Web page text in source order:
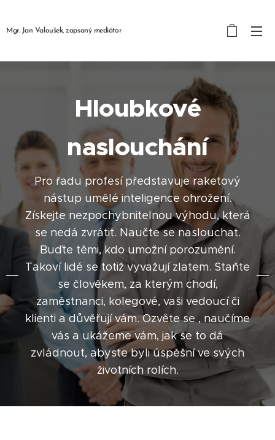
Mgr. Jan Valoušek,zapsaný mediátor
Hloubkové
naslouchání
Pro řadu profesí představuje raketový
nástup umělé inteligence ohrožení.
Získejte nezpochybnitelnou výhodu, která
se nedá zvrátit. Naučte se naslouchat.
Buďte těmi, kdo umožní porozumění.
Takoví lidé se totiž vyvažují zlatem. Staňte
se člověkem, za kterým chodí,
zaměstnanci, kolegové, vaši vedoucí či
klienti a důvěřují vám. Ozvěte se , naučíme
vás a ukážeme vám, jak se to dá
zvládnout, abyste byli úspěšní ve svých
životních rolích.